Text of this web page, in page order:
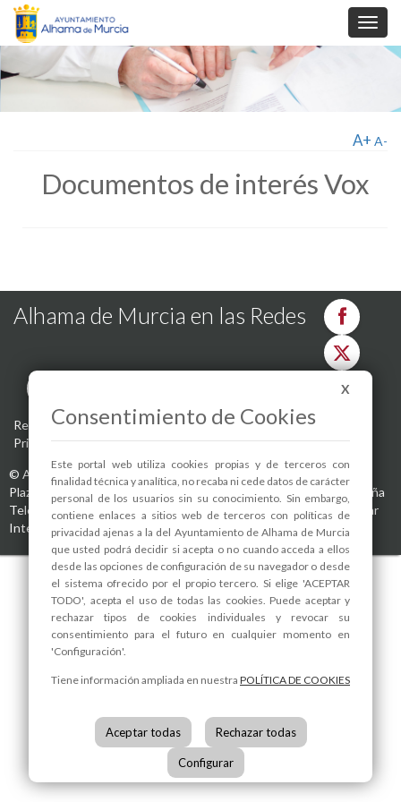
A+ A-
Documentos de interés Vox
Alhama de Murcia en las Redes
Registro de actividades de tratamiento-Aviso Legal-Política de
Privacidad-Política de Cookies
© Ayuntamiento de Alhama de Murcia
Plaza de la Constitución, 1
30840 Alhama de Murcia (Murcia)
España
Teléfono:
968 630 000 info@alhamademurcia.es Desarrolla: Avatar
Internet S.L.L.
X
Consentimiento de Cookies
Este portal web utiliza cookies propias y de terceros con
finalidad técnica y analítica, no recaba ni cede datos de carácter
personal de los usuarios sin su conocimiento. Sin embargo,
contiene enlaces a sitios web de terceros con políticas de
privacidad ajenas a la del Ayuntamiento de Alhama de Murcia
que usted podrá decidir si acepta o no cuando acceda a ellos
desde las opciones de configuración de su navegador o desde
el sistema ofrecido por el propio tercero. Si elige 'ACEPTAR
TODO', acepta el uso de todas las cookies. Puede aceptar y
rechazar tipos de cookies individuales y revocar su
consentimiento para el futuro en cualquier momento en
'Configuración'.
Tiene información ampliada en nuestra POLÍTICA DE COOKIES
Aceptar todas Rechazar todas
Configurar